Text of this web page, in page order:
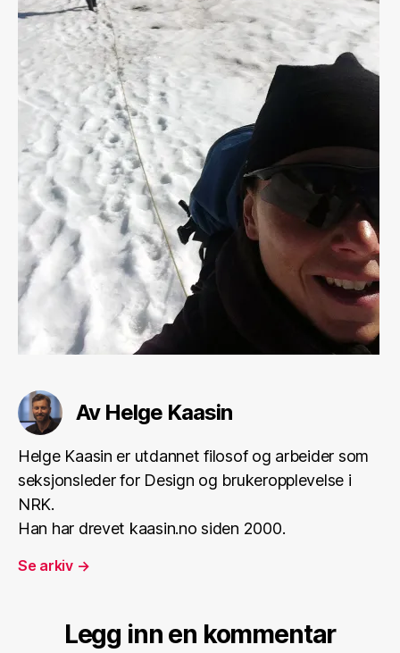
Av Helge Kaasin
Helge Kaasin er utdannet filosof og arbeider som
seksjonsleder for Design og brukeropplevelse i
NRK.
Han har drevet kaasin.no siden 2000.
Se arkiv →
Legg inn en kommentar